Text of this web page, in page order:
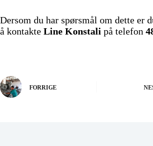
Dersom du har spørsmål om dette er
å kontakte Line Konstali på telefon
FORRIGE